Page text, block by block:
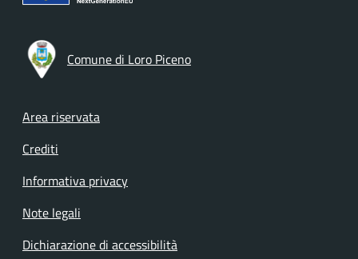
Comune di Loro Piceno
Footer menu
Area riservata
Crediti
Informativa privacy
Note legali
Dichiarazione di accessibilità